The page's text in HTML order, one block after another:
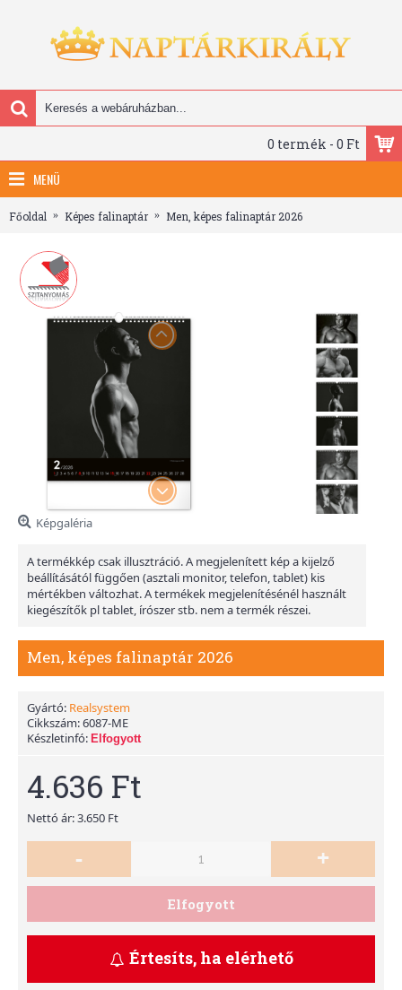
0 termék - 0 Ft
MENÜ
Főoldal Képes falinaptár Men, képes falinaptár 2026
Képgaléria
A termékkép csak illusztráció. A megjelenített kép a kijelző
beállításától függően (asztali monitor, telefon, tablet) kis
mértékben változhat. A termékek megjelenítésénél használt
kiegészítők pl tablet, írószer stb. nem a termék részei.
Men, képes falinaptár 2026
Gyártó: Realsystem
Cikkszám:6087-ME
Készletinfó: Elfogyott
4.636 Ft
Nettó ár: 3.650 Ft
- +
Elfogyott
Értesíts, ha elérhető